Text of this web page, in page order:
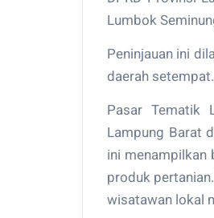
Lumbok
Peninjauan ini
daerah setempat.
Pasar Tematik
Lampung Barat
ini menampilkan
produk
wisatawan lokal